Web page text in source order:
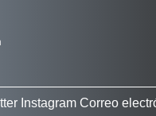
Instagram Correo